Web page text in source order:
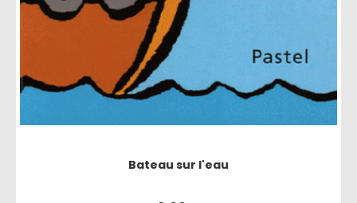
Bateau sur l'eau